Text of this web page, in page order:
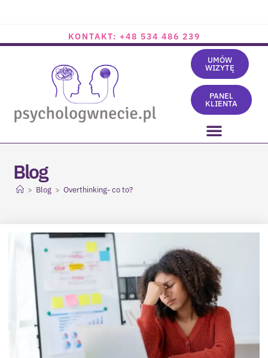
KONTAKT: +48 534 486 239
UMÓW
WIZYTĘ
PANEL
KLIENTA
Blog
> Blog > Overthinking- co to?